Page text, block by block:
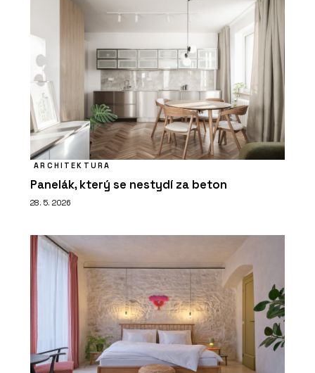
ARCHITEKTURA
Panelák, který se nestydí za beton
28. 5. 2026